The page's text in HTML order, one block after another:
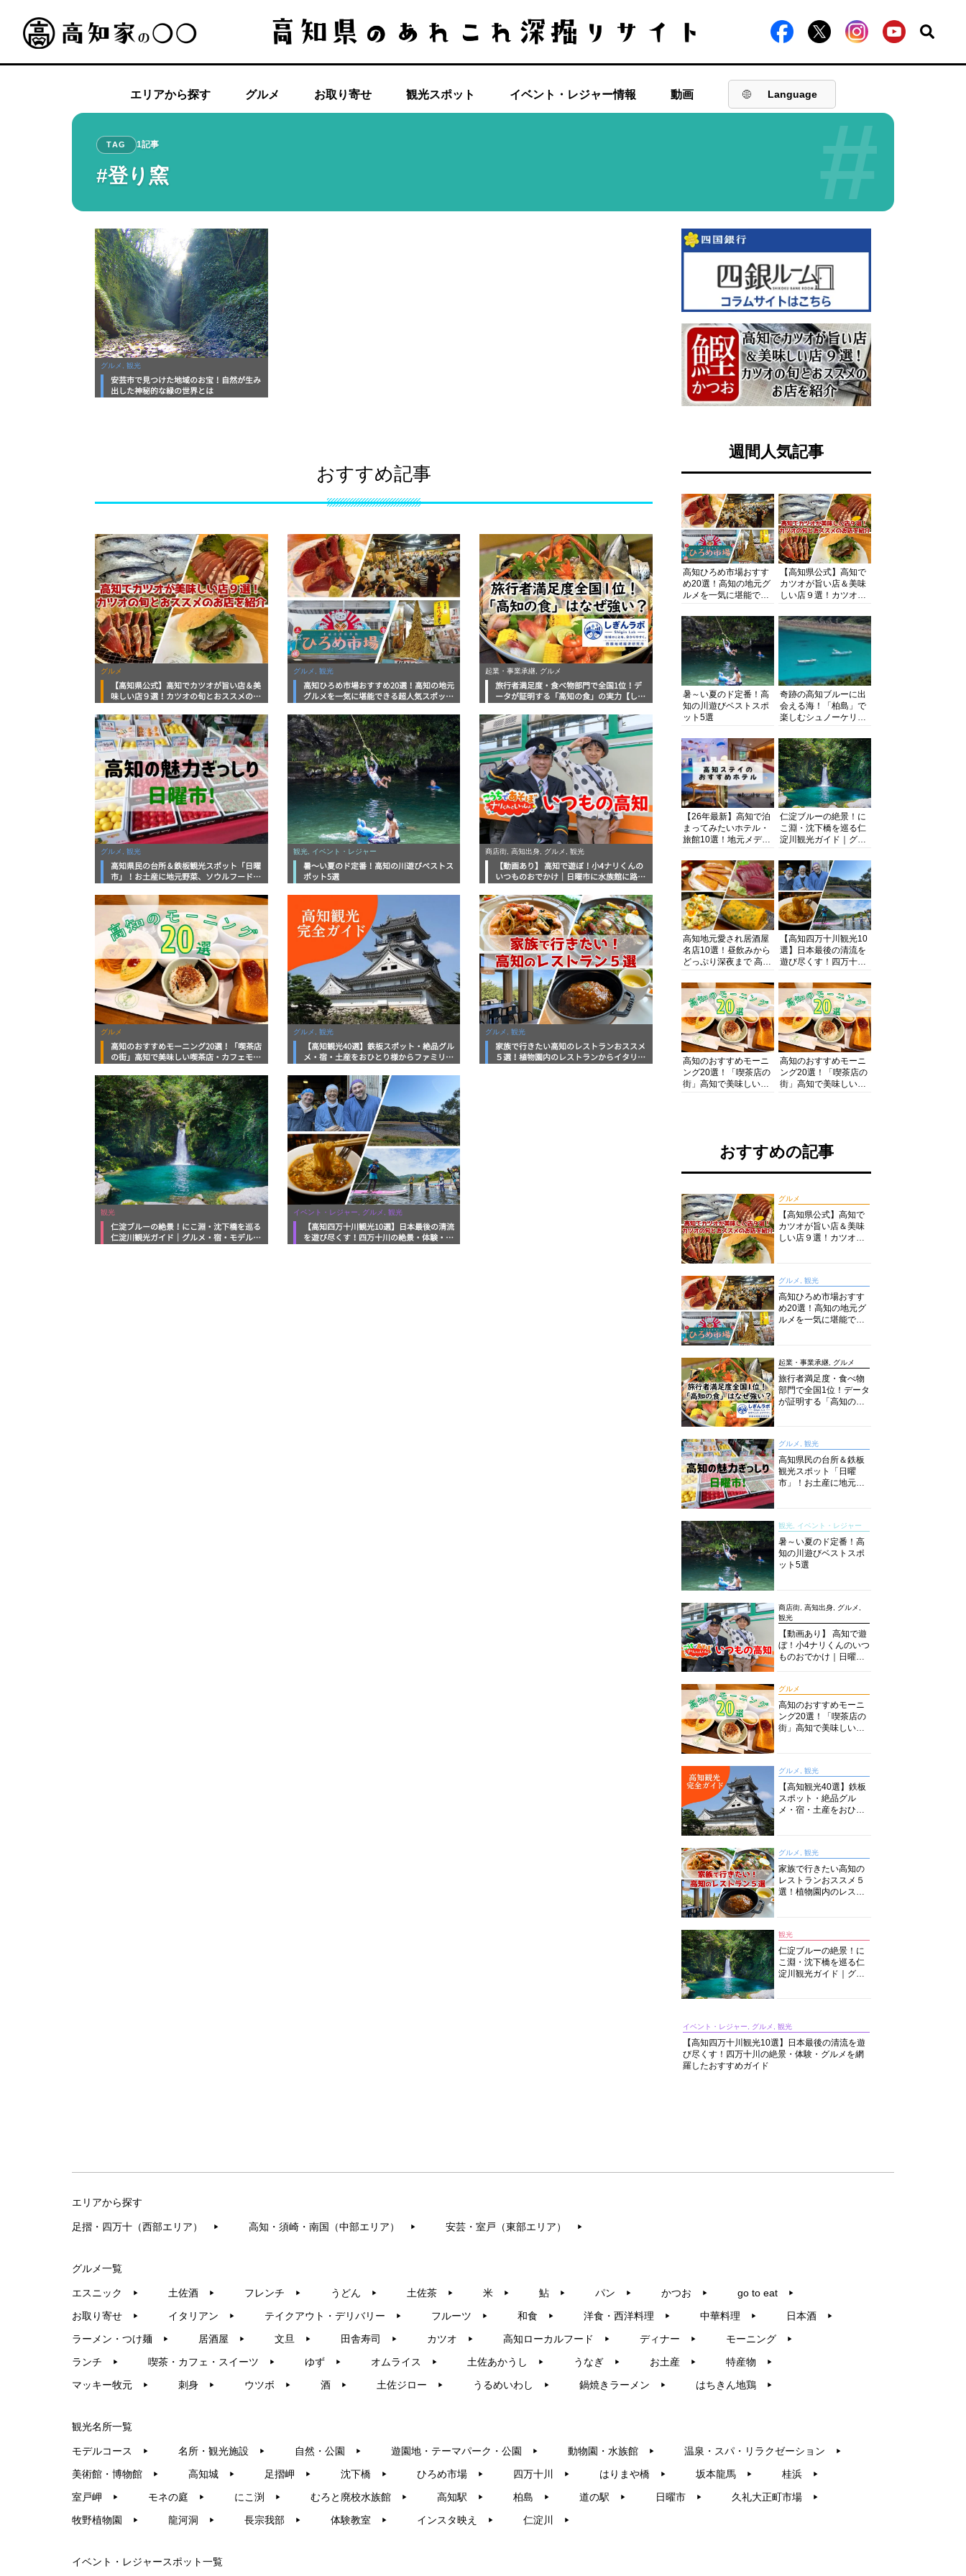
エリアから探す グルメ お取り寄せ 観光スポット イベント・レジャー情報 動画 Language
#
TAG 1記事
#登り窯
グルメ, 観光
安芸市で見つけた地域のお宝！自然が生み
出した神秘的な緑の世界とは
おすすめ記事
グルメ
【高知県公式】高知でカツオが旨い店＆美
味しい店９選！カツオの旬とおススメのお
グルメ, 観光
高知ひろめ市場おすすめ20選！高知の地元
グルメを一気に堪能できる超人気スポット
起業・事業承継, グルメ
旅行者満足度・食べ物部門で全国1位！デ
ータが証明する「高知の食」の実力【しぎ
グルメ, 観光
高知県民の台所＆鉄板観光スポット「日曜
市」！お土産に地元野菜、ソウルフードま
底解説！
観光, イベント・レジャー
暑～い夏のド定番！高知の川遊びベストス
ポット5選
商店街, 高知出身, グルメ, 観光
【動画あり】 高知で遊ぼ！小4ナリくんの
いつものおでかけ｜日曜市に水族館に路面
グルメ
高知のおすすめモーニング20選！「喫茶店
の街」高知で美味しい喫茶店・カフェモー
グルメ, 観光
【高知観光40選】鉄板スポット・絶品グル
メ・宿・土産をおひとり様からファミリー
グルメ, 観光
家族で行きたい高知のレストランおススメ
５選！植物園内のレストランからイタリア
観光
仁淀ブルーの絶景！にこ淵・沈下橋を巡る
仁淀川観光ガイド｜グルメ・宿・モデルコ
イベント・レジャー, グルメ, 観光
【高知四万十川観光10選】日本最後の清流
を遊び尽くす！四万十川の絶景・体験・グ
週間人気記事
高知ひろめ市場おすす
め20選！高知の地元グ
ルメを一気に堪能でき
底解剖
【高知県公式】高知で
カツオが旨い店＆美味
しい店９選！カツオの
紹介
暑～い夏のド定番！高
知の川遊びベストスポ
ット5選
奇跡の高知ブルーに出
会える海！「柏島」で
楽しむシュノーケリン
浴にキャンプまで透明
度抜群の海の楽園を徹
底紹介
【26年最新】高知で泊
まってみたいホテル・
旅館10選！地元メディ
厳選
仁淀ブルーの絶景！に
こ淵・沈下橋を巡る仁
淀川観光ガイド｜グル
まで完全網羅！
高知地元愛され居酒屋
名店10選！昼飲みから
どっぷり深夜まで 高知
知グルメPro】
【高知四万十川観光10
選】日本最後の清流を
遊び尽くす！四万十川
を網羅したおすすめガ
イド
高知のおすすめモーニ
ング20選！「喫茶店の
街」高知で美味しい喫
高知のおすすめモーニ
ング20選！「喫茶店の
街」高知で美味しい喫
おすすめの記事
グルメ
【高知県公式】高知で
カツオが旨い店＆美味
しい店９選！カツオの
グルメ, 観光
高知ひろめ市場おすす
め20選！高知の地元グ
ルメを一気に堪能でき
起業・事業承継, グルメ
旅行者満足度・食べ物
部門で全国1位！データ
が証明する「高知の
グルメ, 観光
高知県民の台所＆鉄板
観光スポット「日曜
市」！お土産に地元野
説！
観光, イベント・レジャー
暑～い夏のド定番！高
知の川遊びベストスポ
ット5選
商店街, 高知出身, グルメ,
観光
【動画あり】 高知で遊
ぼ！小4ナリくんのいつ
ものおでかけ｜日曜市
グルメ
高知のおすすめモーニ
ング20選！「喫茶店の
街」高知で美味しい喫
グルメ, 観光
【高知観光40選】鉄板
スポット・絶品グル
メ・宿・土産をおひと
グルメ, 観光
家族で行きたい高知の
レストランおススメ５
選！植物園内のレスト
観光
仁淀ブルーの絶景！に
こ淵・沈下橋を巡る仁
淀川観光ガイド｜グル
イベント・レジャー, グルメ, 観光
【高知四万十川観光10選】日本最後の清流を遊
び尽くす！四万十川の絶景・体験・グルメを網
羅したおすすめガイド
エリアから探す
足摺・四万十（西部エリア） ▶︎ 高知・須崎・南国（中部エリア） ▶︎ 安芸・室戸（東部エリア） ▶︎
グルメ一覧
エスニック ▶︎ 土佐酒 ▶︎ フレンチ ▶︎ うどん ▶︎ 土佐茶 ▶︎ 米 ▶︎ 鮎 ▶︎ パン ▶︎ かつお ▶︎ go to eat ▶︎
お取り寄せ ▶︎ イタリアン ▶︎ テイクアウト・デリバリー ▶︎ フルーツ ▶︎ 和食 ▶︎ 洋食・西洋料理 ▶︎ 中華料理 ▶︎ 日本酒 ▶︎
ラーメン・つけ麺 ▶︎ 居酒屋 ▶︎ 文旦 ▶︎ 田舎寿司 ▶︎ カツオ ▶︎ 高知ローカルフード ▶︎ ディナー ▶︎ モーニング ▶︎
ランチ ▶︎ 喫茶・カフェ・スイーツ ▶︎ ゆず ▶︎ オムライス ▶︎ 土佐あかうし ▶︎ うなぎ ▶︎ お土産 ▶︎ 特産物 ▶︎
マッキー牧元 ▶︎ 刺身 ▶︎ ウツボ ▶︎ 酒 ▶︎ 土佐ジロー ▶︎ うるめいわし ▶︎ 鍋焼きラーメン ▶︎ はちきん地鶏 ▶︎
観光名所一覧
モデルコース ▶︎ 名所・観光施設 ▶︎ 自然・公園 ▶︎ 遊園地・テーマパーク・公園 ▶︎ 動物園・水族館 ▶︎ 温泉・スパ・リラクゼーション ▶︎
美術館・博物館 ▶︎ 高知城 ▶︎ 足摺岬 ▶︎ 沈下橋 ▶︎ ひろめ市場 ▶︎ 四万十川 ▶︎ はりまや橋 ▶︎ 坂本龍馬 ▶︎ 桂浜 ▶︎
室戸岬 ▶︎ モネの庭 ▶︎ にこ渕 ▶︎ むろと廃校水族館 ▶︎ 高知駅 ▶︎ 柏島 ▶︎ 道の駅 ▶︎ 日曜市 ▶︎ 久礼大正町市場 ▶︎
牧野植物園 ▶︎ 龍河洞 ▶︎ 長宗我部 ▶︎ 体験教室 ▶︎ インスタ映え ▶︎ 仁淀川 ▶︎
イベント・レジャースポット一覧